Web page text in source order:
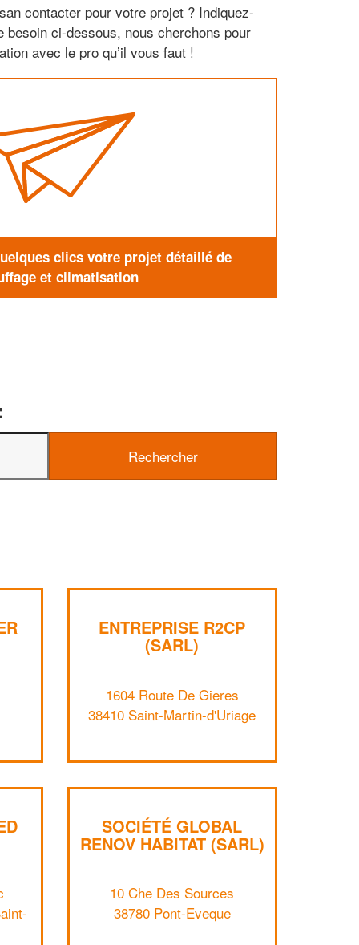
contacter pour votre projet ? Indiquez-
besoin ci-dessous, nous cherchons pour
avec le pro qu’il vous faut !
clics votre projet détaillé de
et climatisation
ENTREPRISE R2CP
(SARL)
1604 Route De Gieres
38410 Saint-Martin-d'Uriage
SOCIÉTÉ GLOBAL
RENOV HABITAT (SARL)
10 Che Des Sources
38780 Pont-Eveque
✕
Vous êtes un
Augmentez votrechiffre d'affaires